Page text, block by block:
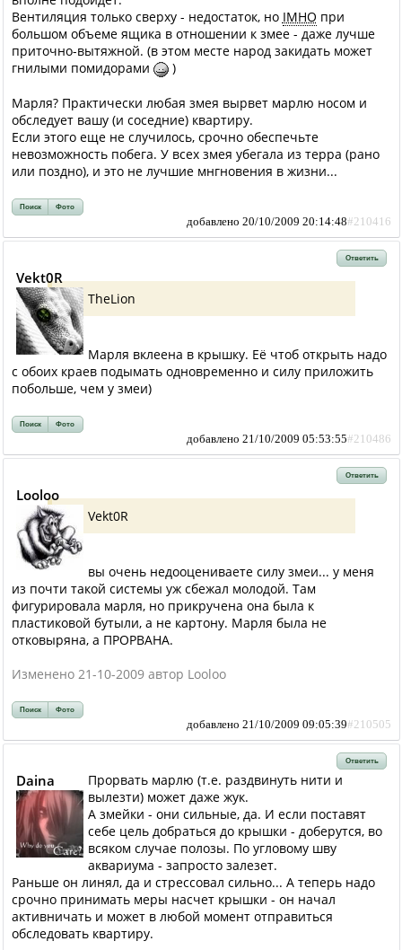
Вентиляция только сверху - недостаток, но IMHO при
большом объеме ящика в отношении к змее - даже лучше
приточно-вытяжной. (в этом месте народ закидать может
гнилыми помидорами
)
Марля? Практически любая змея вырвет марлю носом и
обследует вашу (и соседние) квартиру.
Если этого еще не случилось, срочно обеспечьте
невозможность побега. У всех змея убегала из терра (рано
или поздно), и это не лучшие мнгновения в жизни...
Поиск Фото
добавлено 20/10/2009 20:14:48#210416
Ответить
Vekt0R
TheLion
Марля вклеена в крышку. Её чтоб открыть надо
с обоих краев подымать одновременно и силу приложить
побольше, чем у змеи)
Поиск Фото
добавлено 21/10/2009 05:53:55#210486
Ответить
Looloo
Vekt0R
вы очень недооцениваете силу змеи... у меня
из почти такой системы уж сбежал молодой. Там
фигурировала марля, но прикручена она была к
пластиковой бутыли, а не картону. Марля была не
отковыряна, а ПРОРВАНА.
Изменено 21-10-2009 автор Looloo
Поиск Фото
добавлено 21/10/2009 09:05:39#210505
Ответить
Daina
Прорвать марлю (т.е. раздвинуть нити и
вылезти) может даже жук.
А змейки - они сильные, да. И если поставят
себе цель добраться до крышки - доберутся, во
всяком случае полозы. По угловому шву
аквариума - запросто залезет.
Раньше он линял, да и стрессовал сильно... А теперь надо
срочно принимать меры насчет крышки - он начал
активничать и может в любой момент отправиться
обследовать квартиру.